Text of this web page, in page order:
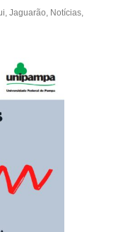
Jaguarão Notícias,